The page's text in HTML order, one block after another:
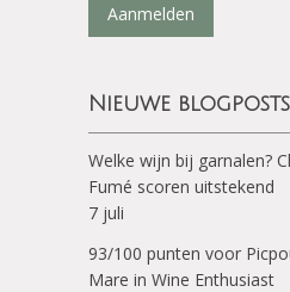
Aanmelden
Nieuwe blogposts
Welke wijn bij garnalen?
Fumé scoren uitstekend
7 juli
93/100 punten voor
Mare in Wine Enthusiast